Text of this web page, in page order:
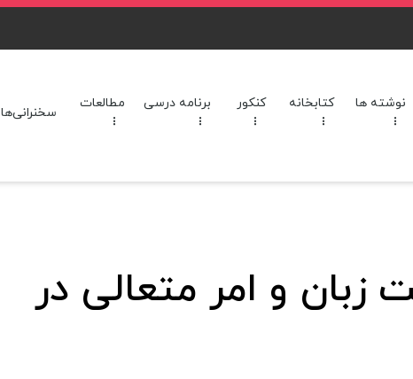
نوشته ها کتابخانه کنکور برنامه‌ درسی مطالعات
سخنرانی‌ها
و امر متعالی در